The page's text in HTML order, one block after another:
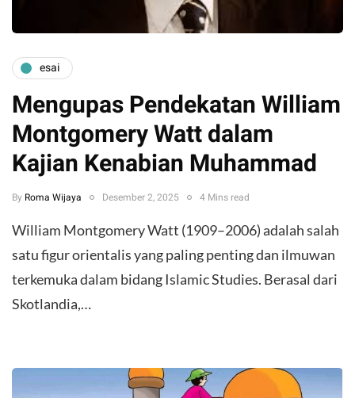
esai
Mengupas Pendekatan William
Montgomery Watt dalam
Kajian Kenabian Muhammad
By Roma Wijaya Desember 2, 2025 4 Mins read
William Montgomery Watt (1909–2006) adalah salah
satu figur orientalis yang paling penting dan ilmuwan
terkemuka dalam bidang Islamic Studies. Berasal dari
Skotlandia,…